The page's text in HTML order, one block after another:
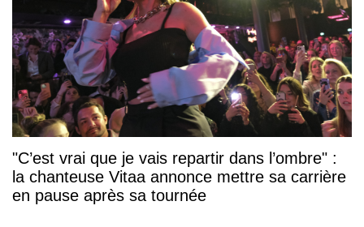
"C’est vrai que je vais repartir dans l’ombre" :
la chanteuse Vitaa annonce mettre sa carrière
en pause après sa tournée